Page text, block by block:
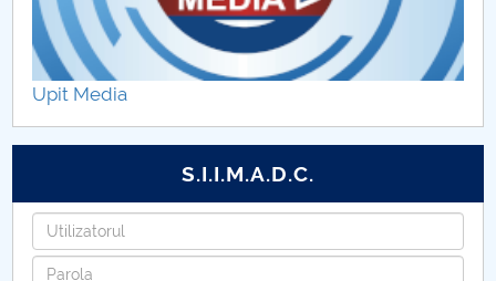
Upit Media
S.I.I.M.A.D.C.
Utilizatorul
Parola